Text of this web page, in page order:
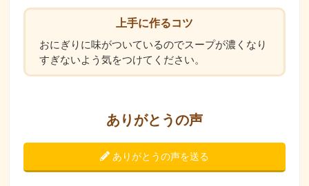
上手に作るコツ
おにぎりに味がついているのでスープが濃くなり
すぎないよう気をつけてください。
ありがとうの声
ありがとうの声を送る